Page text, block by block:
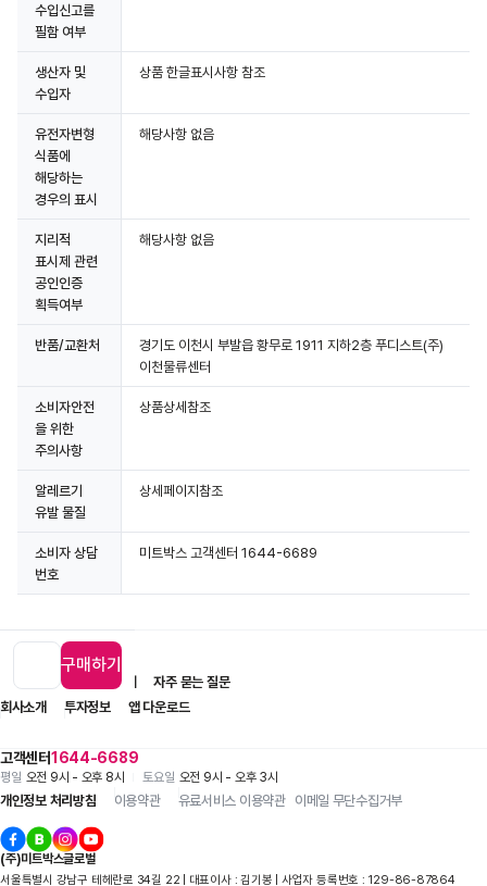
수입신고를
필함 여부
생산자 및
수입자
상품 한글표시사항 참조
유전자변형
식품에
해당하는
경우의 표시
해당사항 없음
지리적
표시제 관련
공인인증
획득여부
해당사항 없음
반품/교환처
경기도 이천시 부발읍 황무로 1911 지하2층 푸디스트(주)
이천물류센터
소비자안전
을 위한
주의사항
상품상세참조
알레르기
유발 물질
상세페이지참조
소비자 상담
번호
미트박스 고객센터 1644-6689
구매하기
고객센터1644-6689
평일 오전 9시 - 오후 8시 토요일 오전 9시 - 오후 3시
입점 제휴 문의 1:1 문의
자주 묻는 질문
회사소개
투자정보 앱 다운로드
개인정보 처리방침 이용약관 유료서비스 이용약관 이메일 무단수집거부
(주)미트박스글로벌
서울특별시 강남구 테헤란로 34길 22 | 대표이사 : 김기봉 | 사업자 등록번호 : 129-86-87864